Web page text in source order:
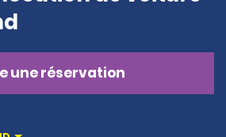
une réservation